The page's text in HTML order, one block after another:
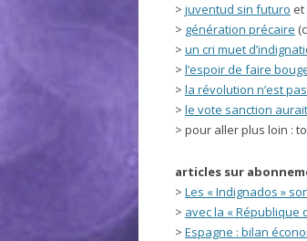
> juventud sin futuro et
> génération précaire
> un cri muet
> l’espoir de faire
> la révolution n’est
> le vote sanction
> pour aller plus loin :
articles sur
> Les « Indignados »
> avec la « République
> Espagne : bilan